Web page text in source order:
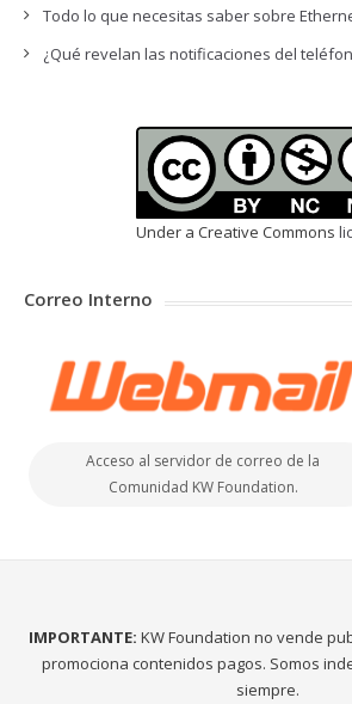
Todo lo que necesitas saber sobre
¿Qué revelan las notificaciones del
Under a Creative Commons
Correo Interno
Acceso al servidor de correo de la
Comunidad KW Foundation.
IMPORTANTE: KW Foundation no vende
promociona contenidos pagos. Somos
siempre.